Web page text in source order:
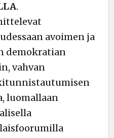
.
avoimen ja
demokratian
vahvan
luomallaan